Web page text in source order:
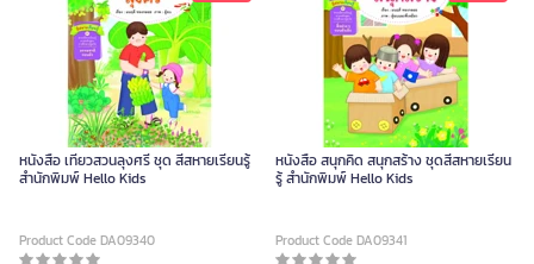
หนังสือ เที่ยวสวนลุงศรี ชุด สี่สหายเรียนรู้
สำนักพิมพ์ Hello Kids
Product Code DA09340
หนังสือ สนุกคิด สนุกสร้าง ชุดสี่สหายเรียน
รู้ สำนักพิมพ์ Hello Kids
Product Code DA09341